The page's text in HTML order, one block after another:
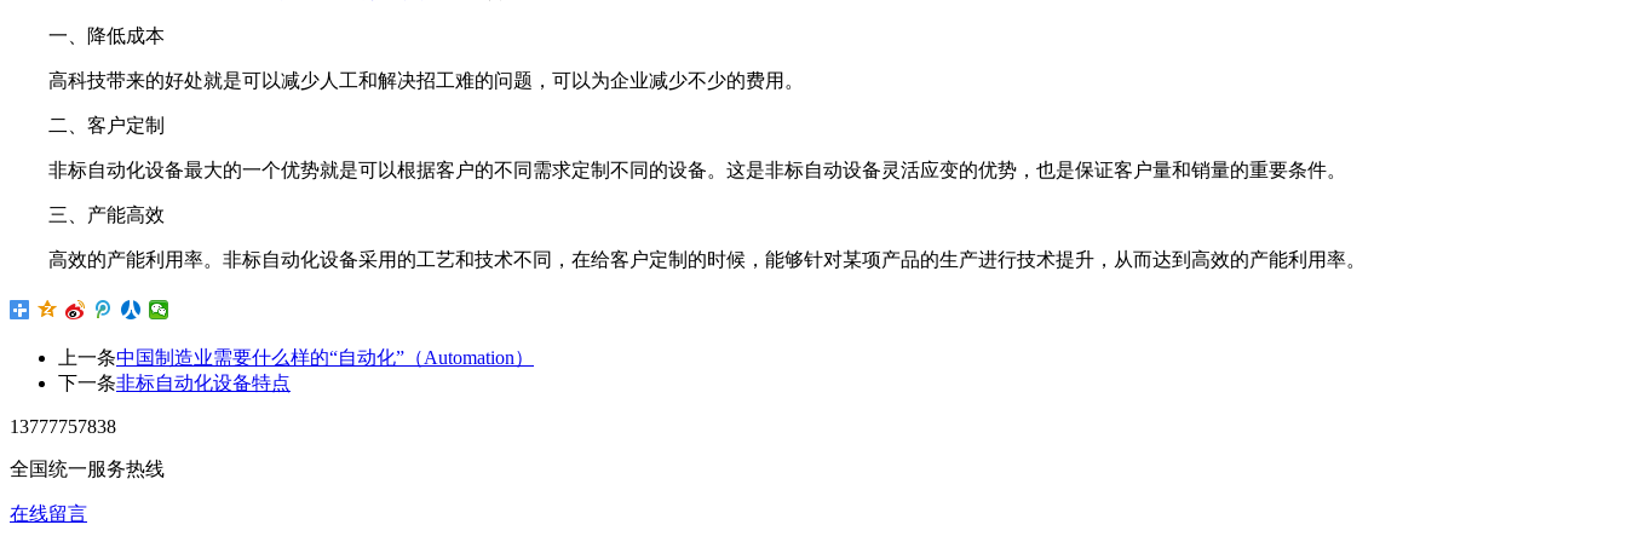
一、降低成本
高科技带来的好处就是可以减少人工和解决招工难的问题，可以为企业减少不少的费用。
二、客户定制
非标自动化设备最大的一个优势就是可以根据客户的不同需求定制不同的设备。这是非标自动设备灵活应变的优势，也是保证客户量和销量的重要条件。
三、产能高效
高效的产能利用率。非标自动化设备采用的工艺和技术不同，在给客户定制的时候，能够针对某项产品的生产进行技术提升，从而达到高效的产能利用率。
上一条中国制造业需要什么样的“自动化”（Automation）
下一条非标自动化设备特点
13777757838
全国统一服务热线
在线留言